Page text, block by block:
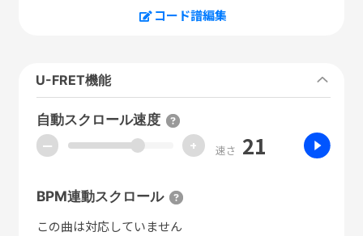
コード譜編集
U-FRET機能
自動スクロール速度
ー + 速さ 21
BPM連動スクロール
この曲は対応していません